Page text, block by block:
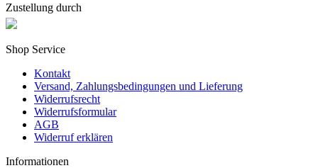
Zustellung durch
Shop Service
Kontakt
Versand, Zahlungsbedingungen und Lieferung
Widerrufsrecht
Widerrufsformular
AGB
Widerruf erklären
Informationen